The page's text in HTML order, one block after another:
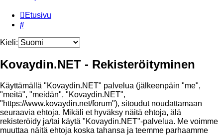
Etusivu
Etsi
Kieli:
Kovaydin.NET - Rekisteröityminen
Käyttämällä "Kovaydin.NET" palvelua (jälkeenpäin "me",
"meitä", "meidän", "Kovaydin.NET",
"https://www.kovaydin.net/forum"), sitoudut noudattamaan
seuraavia ehtoja. Mikäli et hyväksy näitä ehtoja, älä
rekisteröidy ja/tai käytä "Kovaydin.NET"-palvelua. Me voimme
muuttaa näitä ehtoja koska tahansa ja teemme parhaamme